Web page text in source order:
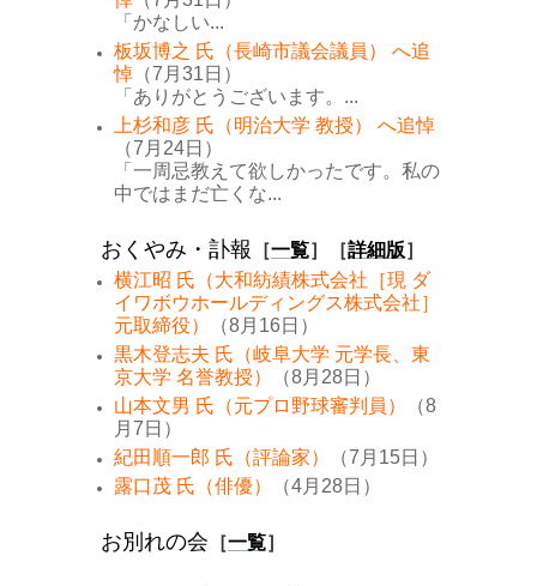
「かなしい...
板坂博之 氏（長崎市議会議員） へ追
悼 （7月31日）
「ありがとうございます。...
上杉和彦 氏（明治大学 教授） へ追悼
（7月24日）
「一周忌教えて欲しかったです。私の
中ではまだ亡くな...
おくやみ・訃報 ［一覧］［詳細版］
横江昭 氏（大和紡績株式会社［現 ダ
イワボウホールディングス株式会社］
元取締役）
（8月16日）
黒木登志夫 氏（岐阜大学 元学長、東
京大学 名誉教授）
（8月28日）
山本文男 氏（元プロ野球審判員）
（8
月7日）
紀田順一郎 氏（評論家）
（7月15日）
露口茂 氏（俳優）
（4月28日）
お別れの会 ［一覧］